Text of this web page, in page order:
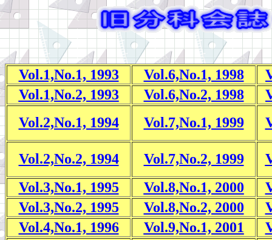
Vol.1,No.1, 1993 Vol.6,No.1, 1998
Vol.1,No.2, 1993
Vol.6,No.2, 1998
Vol.2,No.1, 1994
Vol.7,No.1, 1999
Vol.2,No.2, 1994 Vol.7,No.2, 1999
Vol.3,No.1, 1995
Vol.8,No.1, 2000
Vol.3,No.2, 1995
Vol.8,No.2, 2000
Vol.4,No.1, 1996
Vol.9,No.1, 2001